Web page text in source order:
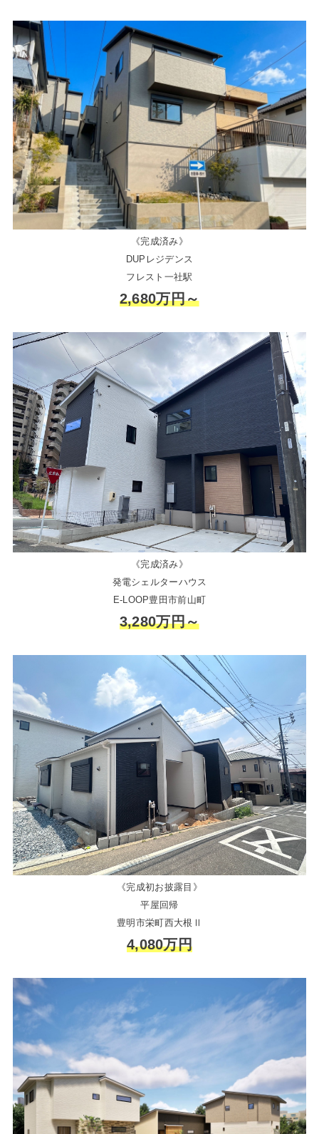
《完成済み》
DUPレジデンス
フレスト一社駅
2,680万円～
《完成済み》
発電シェルターハウス
E-LOOP豊田市前山町
3,280万円～
《完成初お披露目》
平屋回帰
豊明市栄町西大根Ⅱ
4,080万円